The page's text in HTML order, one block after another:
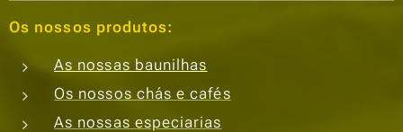
Os nossos produtos:
As nossas baunilhas
Os nossos chás e cafés
As nossas especiarias